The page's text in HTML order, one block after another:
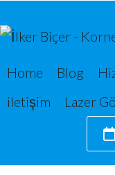
Home Blog
iletişim
Lazer